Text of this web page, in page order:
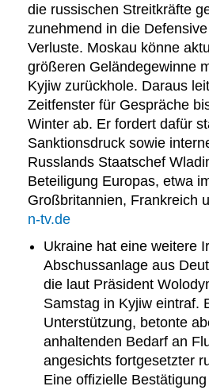
die russischen Streitkräfte
zunehmend in die
Verluste. Moskau könne
größeren Geländegewinne
Kyjiw zurückhole. Daraus
Zeitfenster für Gespräche
Winter ab. Er fordert dafür
Sanktionsdruck sowie
Russlands Staatschef
Beteiligung Europas, etwa
Großbritannien, Frankreich
n-tv.de
Ukraine hat eine weitere
Abschussanlage aus
die laut Präsident
Samstag in Kyjiw eintraf.
Unterstützung, betonte
anhaltenden Bedarf an
angesichts fortgesetzter
Eine offizielle